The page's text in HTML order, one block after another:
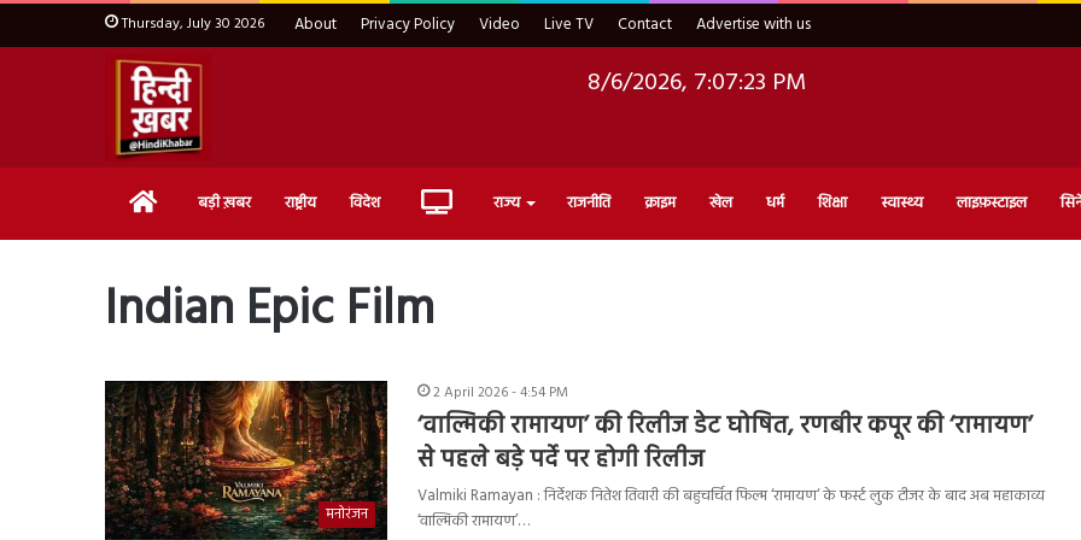
Thursday, July 30 2026 About Privacy Policy Video Live TV Contact Advertise with us
8/6/2026, 7:07:24 PM
Home बड़ी ख़बर राष्ट्रीय विदेश Live राज्य राजनीति क्राइम खेल धर्म शिक्षा स्वास्थ्य लाइफ़स्टाइल
Indian Epic Film
मनोरंजन
2 April 2026 - 4:54 PM
‘वाल्मिकी रामायण’ की रिलीज डेट घोषित, रणबीर कपूर की ‘रामायण’
से पहले बड़े पर्दे पर होगी रिलीज
Valmiki Ramayan : निर्देशक नितेश तिवारी की बहुचर्चित फिल्म ‘रामायण‘ के फर्स्ट लुक टीजर के बाद अब महाकाव्य
‘वाल्मिकी रामायण’…